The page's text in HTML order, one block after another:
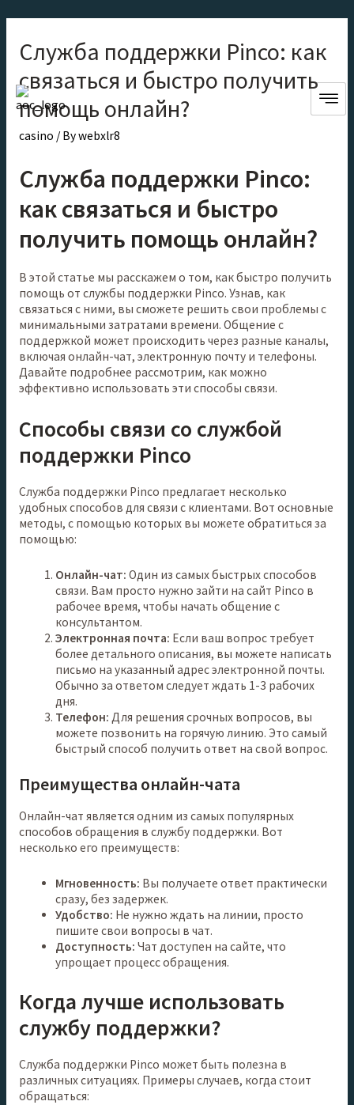
Служба поддержки Pinco: как
связаться и быстро получить
помощь онлайн?
casino / Bywebxlr8
Служба поддержки Pinco:
как связаться и быстро
получить помощь онлайн?
В этой статье мы расскажем о том, как быстро получить
помощь от службы поддержки Pinco. Узнав, как
связаться с ними, вы сможете решить свои проблемы с
минимальными затратами времени. Общение с
поддержкой может происходить через разные каналы,
включая онлайн-чат, электронную почту и телефоны.
Давайте подробнее рассмотрим, как можно
эффективно использовать эти способы связи.
Способы связи со службой
поддержки Pinco
Служба поддержки Pinco предлагает несколько
удобных способов для связи с клиентами. Вот основные
методы, с помощью которых вы можете обратиться за
помощью:
Онлайн-чат: Один из самых быстрых способов
связи. Вам просто нужно зайти на сайт Pinco в
рабочее время, чтобы начать общение с
консультантом.
Электронная почта: Если ваш вопрос требует
более детального описания, вы можете написать
письмо на указанный адрес электронной почты.
Обычно за ответом следует ждать 1-3 рабочих
дня.
Телефон: Для решения срочных вопросов, вы
можете позвонить на горячую линию. Это самый
быстрый способ получить ответ на свой вопрос.
Преимущества онлайн-чата
Онлайн-чат является одним из самых популярных
способов обращения в службу поддержки. Вот
несколько его преимуществ:
Мгновенность: Вы получаете ответ практически
сразу, без задержек.
Удобство: Не нужно ждать на линии, просто
пишите свои вопросы в чат.
Доступность: Чат доступен на сайте, что
упрощает процесс обращения.
Когда лучше использовать
службу поддержки?
Служба поддержки Pinco может быть полезна в
различных ситуациях. Примеры случаев, когда стоит
обращаться: